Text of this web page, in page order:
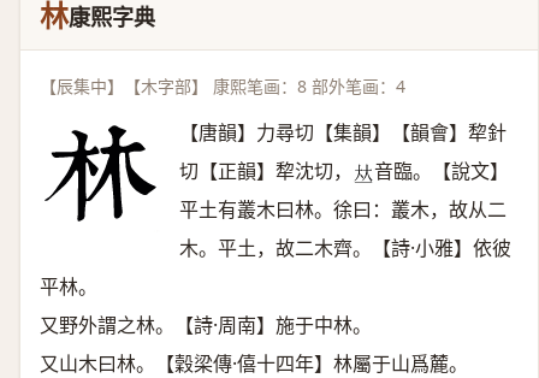
林康熙字典
【辰集中】【木字部】 康熙笔画：8 部外笔画：4
【唐韻】力尋切【集韻】【韻會】犂針
切【正韻】犂沈切， 𠀤音臨。【說文】
平土有叢木曰林。徐曰：叢木，故从二
木。平土，故二木齊。【詩·小雅】依彼
平林。
又野外謂之林。【詩·周南】施于中林。
又山木曰林。【穀梁傳·僖十四年】林屬于山爲麓。